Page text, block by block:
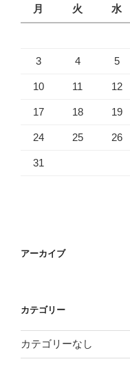
月
火 水
3 4 5
10 11 12
17 18 19
24 25 26
31
アーカイブ
カテゴリー
カテゴリーなし